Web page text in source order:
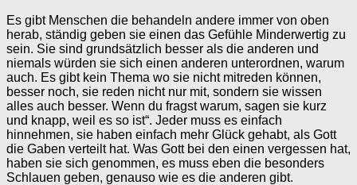
Es gibt Menschen die behandeln andere immer von oben
herab, ständig geben sie einen das Gefühle Minderwertig zu
sein. Sie sind grundsätzlich besser als die anderen und
niemals würden sie sich einen anderen unterordnen, warum
auch. Es gibt kein Thema wo sie nicht mitreden können,
besser noch, sie reden nicht nur mit, sondern sie wissen
alles auch besser. Wenn du fragst warum, sagen sie kurz
und knapp, weil es so ist“. Jeder muss es einfach
hinnehmen, sie haben einfach mehr Glück gehabt, als Gott
die Gaben verteilt hat. Was Gott bei den einen vergessen hat,
haben sie sich genommen, es muss eben die besonders
Schlauen geben, genauso wie es die anderen gibt.